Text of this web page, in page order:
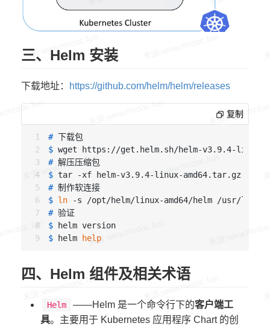
三、Helm 安装
下载地址： https://github.com/helm/helm/releases
复制
# 下载包
$ wget https://get.helm.sh/helm-v3.9.4-linux-
# 解压压缩包
$ tar -xf helm-v3.9.4-linux-amd64.tar.gz
# 制作软连接
$ ln -s /opt/helm/linux-amd64/helm /usr/local/
# 验证
$
helm version
$
helm help
四、Helm 组件及相关术语
Helm ——Helm 是一个命令行下的客户端工
具。主要用于 Kubernetes 应用程序 Chart 的创